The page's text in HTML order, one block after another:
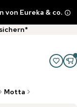
von Eureka & co.
Motta